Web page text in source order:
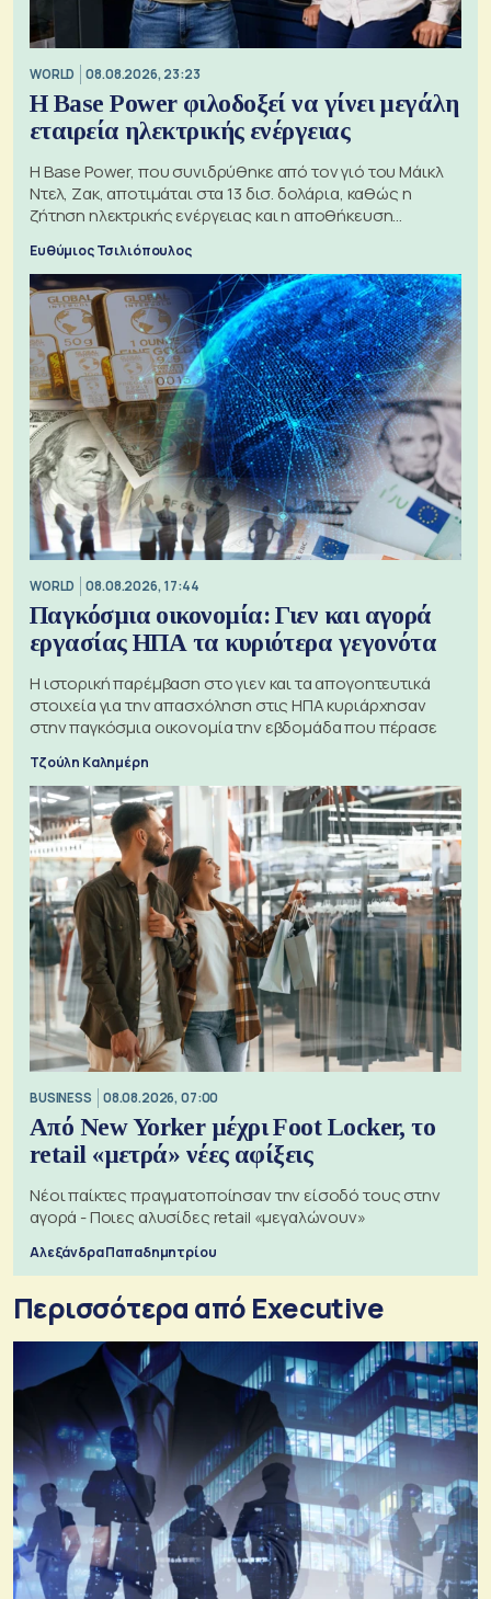
WORLD 08.08.2026, 23:23
Η Base Power φιλοδοξεί να γίνει μεγάλη
εταιρεία ηλεκτρικής ενέργειας
Η Base Power, που συνιδρύθηκε από τον γιό του Μάικλ
Ντελ, Ζακ, αποτιμάται στα 13 δισ. δολάρια, καθώς η
ζήτηση ηλεκτρικής ενέργειας και η αποθήκευση
Ευθύμιος Τσιλιόπουλος
WORLD 08.08.2026, 17:44
Παγκόσμια οικονομία: Γιεν και αγορά
εργασίας ΗΠΑ τα κυριότερα γεγονότα
Η ιστορική παρέμβαση στο γιεν και τα απογοητευτικά
στοιχεία για την απασχόληση στις ΗΠΑ κυριάρχησαν
στην παγκόσμια οικονομία την εβδομάδα που πέρασε
Τζούλη Καλημέρη
BUSINESS 08.08.2026, 07:00
Από New Yorker μέχρι Foot Locker, το
retail «μετρά» νέες αφίξεις
Νέοι παίκτες πραγματοποίησαν την είσοδό τους στην
αγορά - Ποιες αλυσίδες retail «μεγαλώνουν»
Αλεξάνδρα Παπαδημητρίου
Περισσότερα από Executive